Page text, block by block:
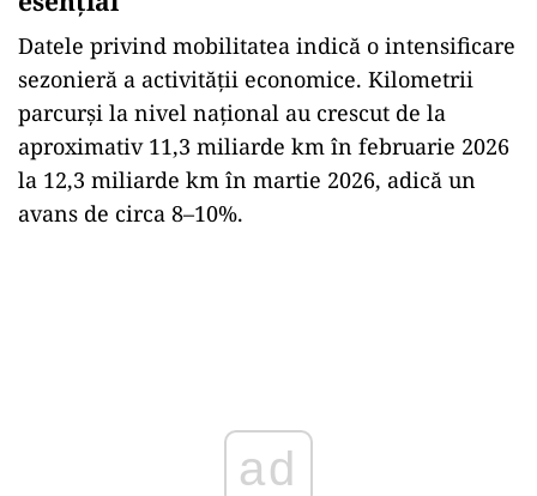
Datele privind mobilitatea indică o intensificare
sezonieră a activității economice. Kilometrii
parcurși la nivel național au crescut de la
aproximativ 11,3 miliarde km în februarie 2026
la 12,3 miliarde km în martie 2026, adică un
avans de circa 8–10%.
ad